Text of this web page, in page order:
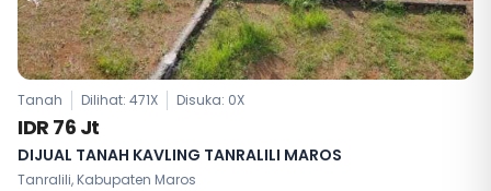
Tanah Dilihat: 471X Disuka: 0X
IDR 76 Jt
DIJUAL TANAH KAVLING TANRALILI MAROS
Tanralili, Kabupaten Maros